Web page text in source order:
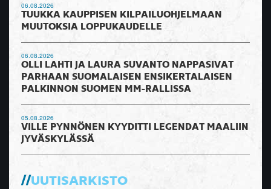
06.08.2026
TUUKKA KAUPPISEN KILPAILUOHJELMAAN
MUUTOKSIA LOPPUKAUDELLE
06.08.2026
OLLI LAHTI JA LAURA SUVANTO NAPPASIVAT
PARHAAN SUOMALAISEN ENSIKERTALAISEN
PALKINNON SUOMEN MM-RALLISSA
05.08.2026
VILLE PYNNÖNEN KYYDITTI LEGENDAT MAALIIN
JYVÄSKYLÄSSÄ
UUTISARKISTO